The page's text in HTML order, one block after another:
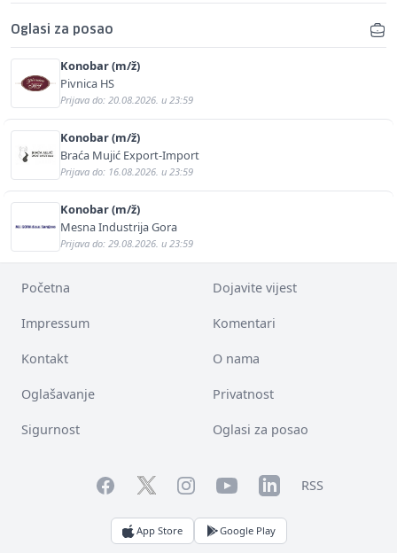
Oglasi za posao
Konobar (m/ž)
Pivnica HS
Prijava do: 20.08.2026. u 23:59
Konobar (m/ž)
Braća Mujić Export-Import
Prijava do: 16.08.2026. u 23:59
Konobar (m/ž)
Mesna Industrija Gora
Prijava do: 29.08.2026. u 23:59
Početna Dojavite vijest
Impressum Komentari
Kontakt O nama
Oglašavanje Privatnost
Sigurnost Oglasi za posao
FacebookTwitterInstagramYouTubeLinkedInRSS
App Store Google Play